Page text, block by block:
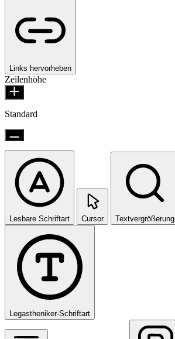
Links hervorheben
Zeilenhöhe
Standard
Lesbare Schriftart Cursor Textvergrößerung
Legastheniker-Schriftart